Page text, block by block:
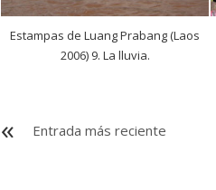
Estampas de Luang Prabang (Laos
2006) 9. La lluvia.
Entrada más reciente